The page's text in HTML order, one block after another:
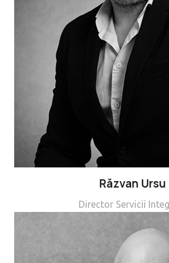
Răzvan Ursu
Director Servicii